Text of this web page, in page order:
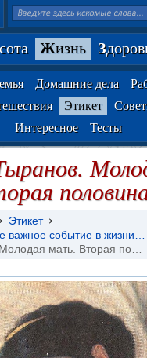
Жизнь З
Домашние дела
Этикет
Интересное
Тесты
Этикет
важное событие в жизни…
мать. Вторая по…